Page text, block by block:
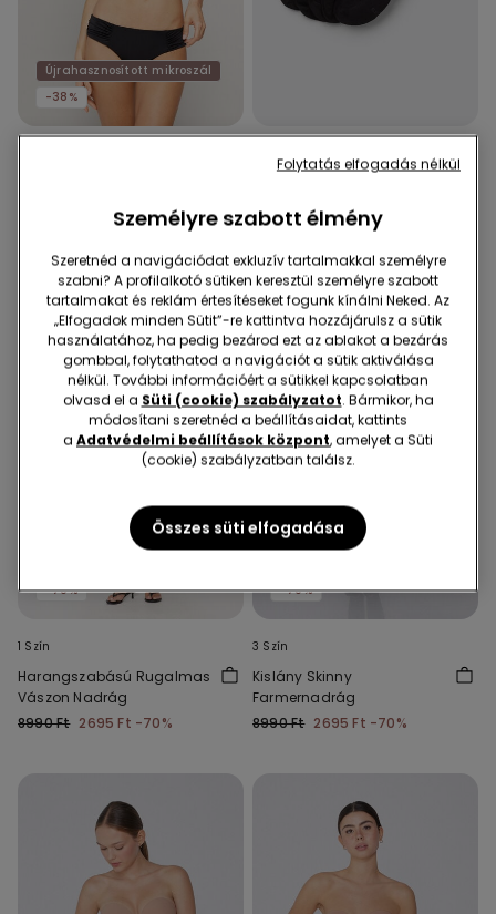
Újrahasznosított mikroszál
-38%
Bikini Alsó Újrahasznosított
Mikroszálas Szövetből
2490 Ft-38%
Pamut Bokazokni
2990 Ft
-70%
1 Szín
Harangszabású Rugalmas
Vászon Nadrág
8990 Ft 2695 Ft -70%
-70%
3 Szín
Kislány Skinny
Farmernadrág
8990 Ft 2695 Ft -70%
Személyre szabott élmény
Szeretnéd a navigációdat exkluzív tartalmakkal személyre
szabni? A profilalkotó sütiken keresztül személyre szabott
tartalmakat és reklám értesítéseket fogunk kínálni Neked. Az
„Elfogadok minden Sütit”-re kattintva hozzájárulsz a sütik
használatához, ha pedig bezárod ezt az ablakot a bezárás
gombbal, folytathatod a navigációt a sütik aktiválása
nélkül. További információért a sütikkel kapcsolatban
olvasd el a Süti (cookie) szabályzatot. Bármikor, ha
módosítani szeretnéd a beállításaidat, kattints
a Adatvédelmi beállítások központ, amelyet a Süti
(cookie) szabályzatban találsz.
Összes süti elfogadása
Folytatás elfogadás nélkül